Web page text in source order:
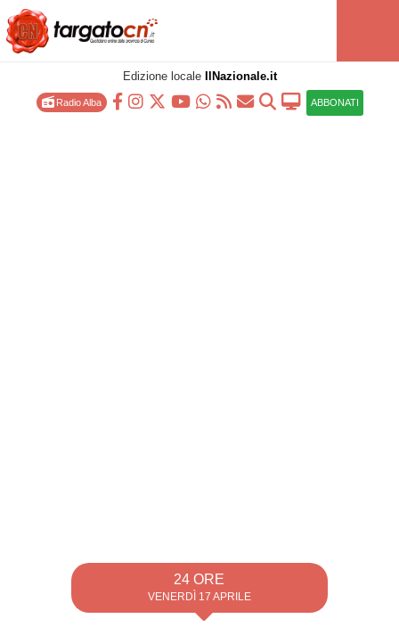
Edizione locale IlNazionale.it
Radio Alba ABBONATI
24 ORE
VENERDÌ 17 APRILE